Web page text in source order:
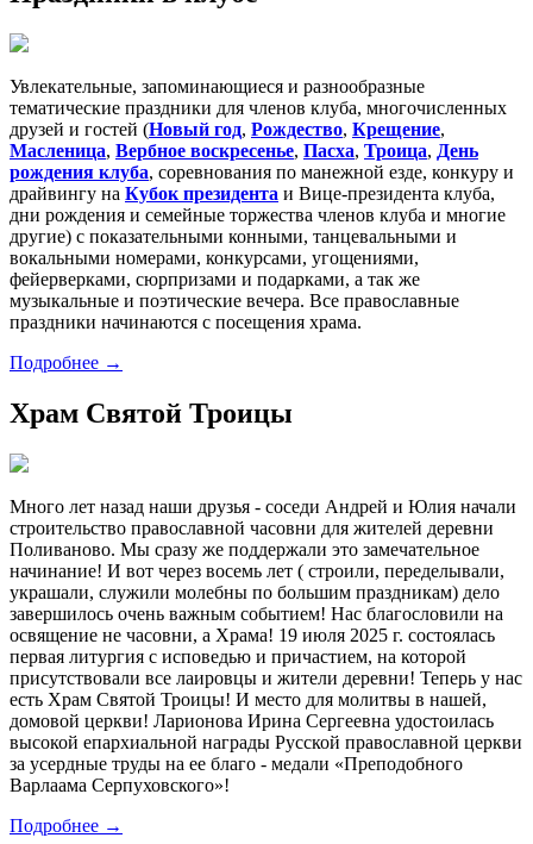
Увлекательные, запоминающиеся и разнообразные
тематические праздники для членов клуба, многочисленных
друзей и гостей (Новый год, Рождество, Крещение,
Масленица, Вербное воскресенье, Пасха, Троица, День
рождения клуба, соревнования по манежной езде, конкуру и
драйвингу на Кубок президента и Вице-президента клуба,
дни рождения и семейные торжества членов клуба и многие
другие) с показательными конными, танцевальными и
вокальными номерами, конкурсами, угощениями,
фейерверками, сюрпризами и подарками, а так же
музыкальные и поэтические вечера. Все православные
праздники начинаются с посещения храма.
Подробнее →
Храм Святой Троицы
Много лет назад наши друзья - соседи Андрей и Юлия начали
строительство православной часовни для жителей деревни
Поливаново. Мы сразу же поддержали это замечательное
начинание! И вот через восемь лет ( строили, переделывали,
украшали, служили молебны по большим праздникам) дело
завершилось очень важным событием! Нас благословили на
освящение не часовни, а Храма! 19 июля 2025 г. состоялась
первая литургия с исповедью и причастием, на которой
присутствовали все лаировцы и жители деревни! Теперь у нас
есть Храм Святой Троицы! И место для молитвы в нашей,
домовой церкви! Ларионова Ирина Сергеевна удостоилась
высокой епархиальной награды Русской православной церкви
за усердные труды на ее благо - медали «Преподобного
Варлаама Серпуховского»!
Подробнее →